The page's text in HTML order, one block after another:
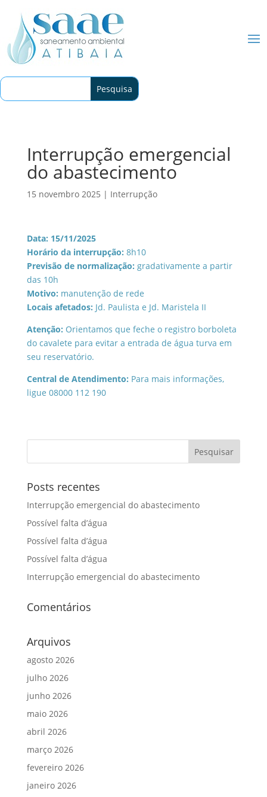
Interrupção emergencial
do abastecimento
15 novembro 2025 | Interrupção
Data: 15/11/2025
Horário da interrupção: 8h10
Previsão de normalização: gradativamente a partir
das 10h
Motivo: manutenção de rede
Locais afetados: Jd. Paulista e Jd. Maristela II
Atenção: Orientamos que feche o registro borboleta
do cavalete para evitar a entrada de água turva em
seu reservatório.
Central de Atendimento: Para mais informações,
ligue 08000 112 190
Posts recentes
Interrupção emergencial do abastecimento
Possível falta d’água
Possível falta d’água
Possível falta d’água
Interrupção emergencial do abastecimento
Comentários
Arquivos
agosto 2026
julho 2026
junho 2026
maio 2026
abril 2026
março 2026
fevereiro 2026
janeiro 2026